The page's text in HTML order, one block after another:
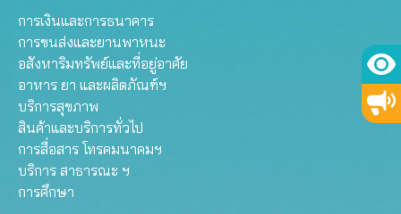
การเงินและการธนาคาร
การขนส่งและยานพาหนะ
อสังหาริมทรัพย์และที่อยู่อาศัย
อาหาร ยา และผลิตภัณฑ์ฯ
บริการสุขภาพ
สินค้าและบริการทั่วไป
การสื่อสาร โทรคมนาคมฯ
บริการ สาธารณะ ฯ
การศึกษา